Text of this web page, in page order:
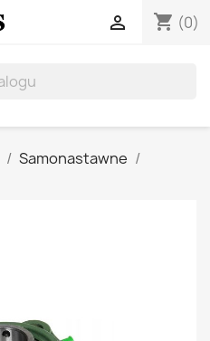
shopping_cart (0)

Samonastawne